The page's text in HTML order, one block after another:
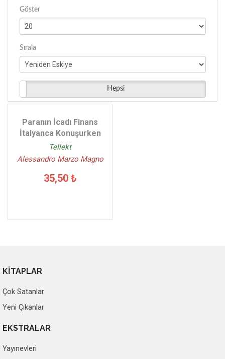
Göster
Sırala
Hepsi
Paranın İcadı Finans
İtalyanca Konuşurken
Tellekt
Alessandro Marzo Magno
35,50 ₺
KİTAPLAR
Çok Satanlar
Yeni Çıkanlar
EKSTRALAR
Yayınevleri